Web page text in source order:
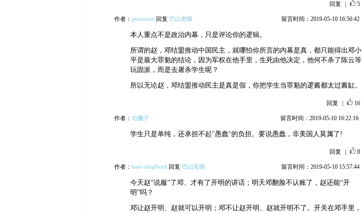
回复 5
作者： gmuoruo回复 巴山老狼 留言时间：2019-05-10 16:50:42
本人重点不是政治内幕，只是评论你的逻辑。
所谓的赵，邓结盟推动中国民主，就哪怕你所言的内幕是真，都只能得出邓小
平是最大罪魁的结论，因为军权在他手里，生死由他决定，他何不杀了陈云等
玩固派，而是去屠杀学生呢？
所以无论赵，邓结盟推动民主是真是假，你把学生当罪魁的逻酱都太过酱缸。
回复 16
作者： 右撇子 留言时间：2019-05-10 16:22:16
学生只是单纯，还承担不起"愚蠢"的负担。要说愚蠢，非美国人莫属了!
回复 8
作者： lone-shepherd 回复 巴山老狼 留言时间：2019-05-10 15:57:44
今天赵“说服”了邓、才有了开明的讲话；明天邓翻脸不认账了，赵还能“开
明”吗？
邓让赵开明、赵就可以开明；邓不让赵开明、赵就开明不了。开关在邓手里，